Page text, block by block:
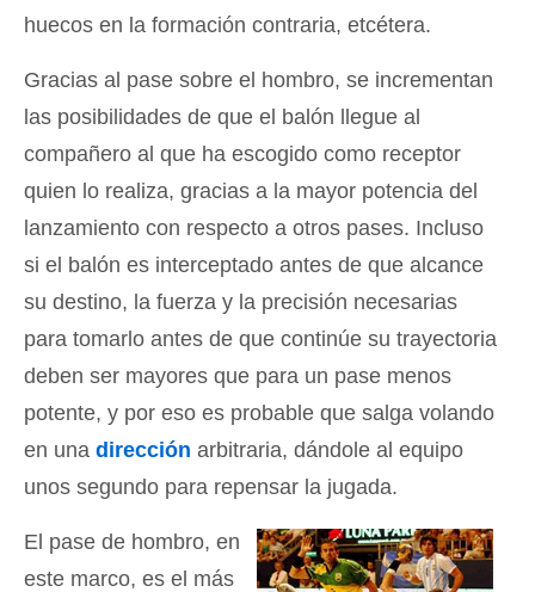
huecos en la formación contraria, etcétera.
Gracias al pase sobre el hombro, se incrementan
las posibilidades de que el balón llegue al
compañero al que ha escogido como receptor
quien lo realiza, gracias a la mayor potencia del
lanzamiento con respecto a otros pases. Incluso
si el balón es interceptado antes de que alcance
su destino, la fuerza y la precisión necesarias
para tomarlo antes de que continúe su trayectoria
deben ser mayores que para un pase menos
potente, y por eso es probable que salga volando
en una dirección arbitraria, dándole al equipo
unos segundo para repensar la jugada.
El pase de hombro, en
este marco, es el más